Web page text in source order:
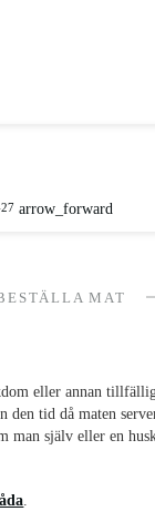
arrow_forward
MAT
eller annan
den tid då maten
man själv eller en
.